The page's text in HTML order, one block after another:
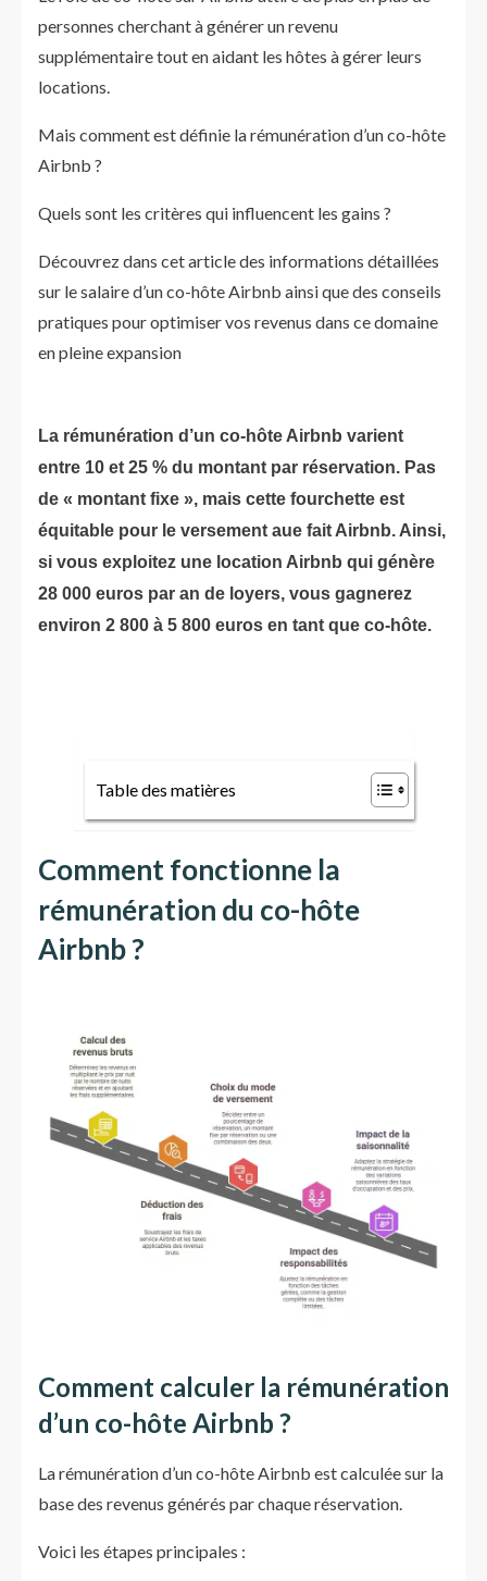
personnes cherchant à générer un revenu
supplémentaire tout en aidant les hôtes à gérer leurs
locations.
Mais comment est définie la rémunération d’un co-hôte
Airbnb ?
Quels sont les critères qui influencent les gains ?
Découvrez dans cet article des informations détaillées
sur le salaire d’un co-hôte Airbnb ainsi que des conseils
pratiques pour optimiser vos revenus dans ce domaine
en pleine expansion
La rémunération d’un co-hôte Airbnb varient
entre 10 et 25 % du montant par réservation. Pas
de « montant fixe », mais cette fourchette est
équitable pour le versement aue fait Airbnb. Ainsi,
si vous exploitez une location Airbnb qui génère
28 000 euros par an de loyers, vous gagnerez
environ 2 800 à 5 800 euros en tant que co-hôte.
Table des matières
Comment fonctionne la
rémunération du co-hôte
Airbnb ?
Comment calculer la rémunération
d’un co-hôte Airbnb ?
La rémunération d’un co-hôte Airbnb est calculée sur la
base des revenus générés par chaque réservation.
Voici les étapes principales :